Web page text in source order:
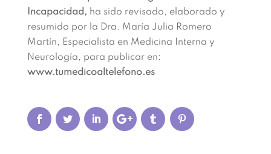
Incapacidad, ha sido revisado, elaborado y
resumido por la Dra. María Julia Romero
Martín, Especialista en Medicina Interna y
Neurología, para publicar en:
www.tumedicoaltelefono.es